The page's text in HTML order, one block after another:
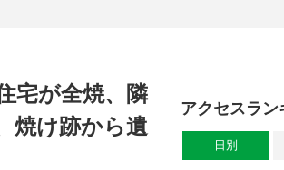
宅が全焼、隣
焼け跡から遺
アクセスラン
日別